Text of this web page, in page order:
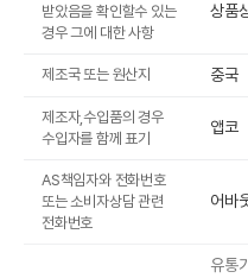
받았음을 확인할수 있는
경우 그에 대한 사항
상품
제조국 또는 원산지 중국
제조자,수입품의 경우
수입자를 함께 표기
앱코
AS책임자와 전화번호
또는 소비자상담 관련
전화번호
어바
유통